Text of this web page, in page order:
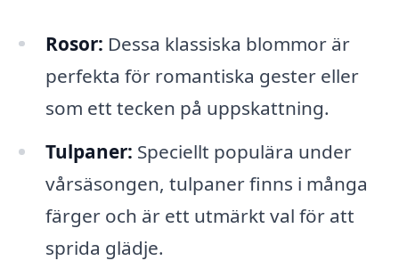
Rosor: Dessa klassiska blommor är
perfekta för romantiska gester eller
som ett tecken på uppskattning.
Tulpaner: Speciellt populära under
vårsäsongen, tulpaner finns i många
färger och är ett utmärkt val för att
sprida glädje.